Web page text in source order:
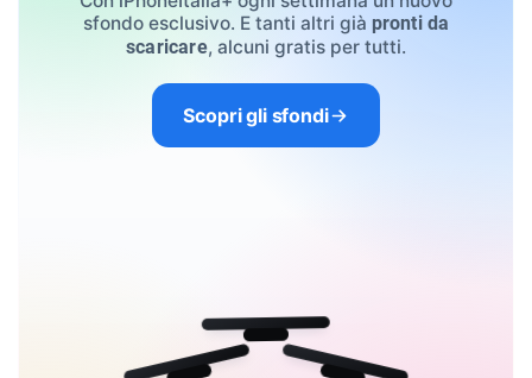
sfondo esclusivo. E tanti altri già pronti da
scaricare, alcuni gratis per tutti.
Scopri gli sfondi